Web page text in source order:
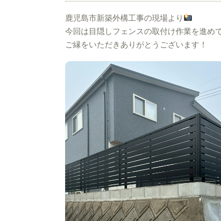
鹿児島市新築外構工事の現場より
今回は目隠しフェンスの取付け作業を進め
ご縁をいただきありがとうございます！